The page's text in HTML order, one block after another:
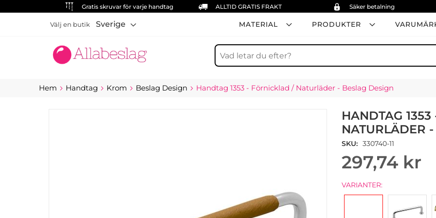
Gratis skruvar för varje handtag ALLTID GRATIS FRAKT Säker betalning
MATERIAL PRODUKTER
Välj en butik Sverige
Sök
Hem Handtag Krom Beslag Design Handtag 1353 - Förnicklad / Naturläder - Beslag Design
HANDTAG
NATURLÄDER
SKU 330740-11
297,74 kr
VARIANTER: